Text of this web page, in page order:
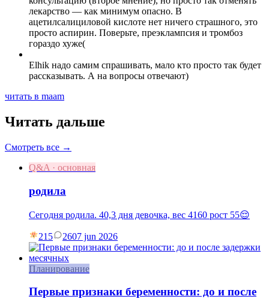
лекарство — как минимум опасно. В
ацетилсалициловой кислоте нет ничего страшного, это
просто аспирин. Поверьте, преэклампсия и тромбоз
гораздо хуже(
Elhik надо самим спрашивать, мало кто просто так будет
рассказывать. А на вопросы отвечают)
читать в maam
Читать дальше
Смотреть все →
Q&A · основная
родила
Сегодня родила. 40,3 дня девочка, вес 4160 рост 55😌
215 2607 jun 2026
Планирование
Первые признаки беременности: до и после